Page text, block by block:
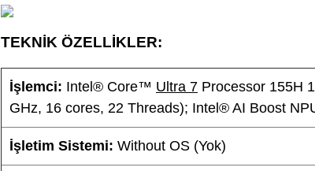
TEKNİK ÖZELLİKLER:
İşlemci: Intel® Core™ Ultra 7 Processor 155H
GHz, 16 cores, 22 Threads); Intel® AI Boost
İşletim Sistemi: Without OS (Yok)